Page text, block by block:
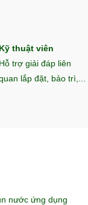
Kỹ thuật viên
Hỗ trợ giải đáp liên
lắp đặt, bảo trì,...
nước ứng dụng